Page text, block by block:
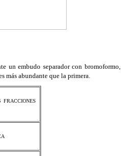
un embudo separador con bromoformo,
más abundante que la primera.
FRACCIONES